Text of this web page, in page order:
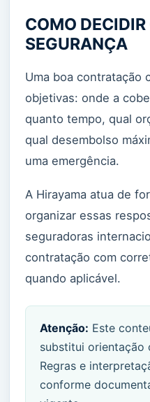
COMO
SEGURANÇA
Uma boa contratação
objetivas: onde a
quanto tempo, qual
qual desembolso
uma emergência.
A Hirayama atua de
organizar essas
seguradoras
contratação com
quando aplicável.
Atenção: Este
substitui orientação
Regras e
conforme